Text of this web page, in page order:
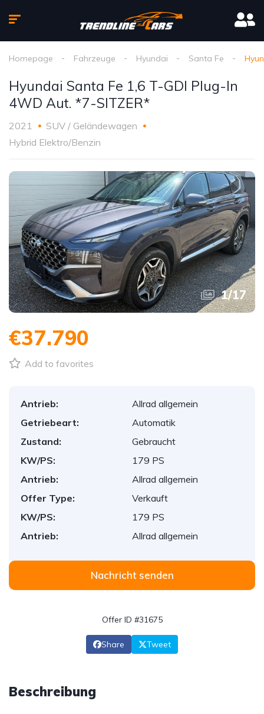
Homepage Fahrzeuge Hyundai Santa Fe
Hyundai Santa Fe 1,6 T-GDI Plug-In
4WD Aut. *7-SITZER*
2021
SUV / Geländewagen
Hybrid Elektro/Benzin
1/17
€37.790
Add to favorites
Antrieb:
Allrad allgemein
Getriebeart:
Automatik
Zustand:
Gebraucht
KW/PS:
179 PS
Antrieb:
Allrad allgemein
Offer Type:
Verkauft
KW/PS:
179 PS
Antrieb:
Allrad allgemein
Nachricht senden
Offer ID #31675
Share Tweet
Beschreibung